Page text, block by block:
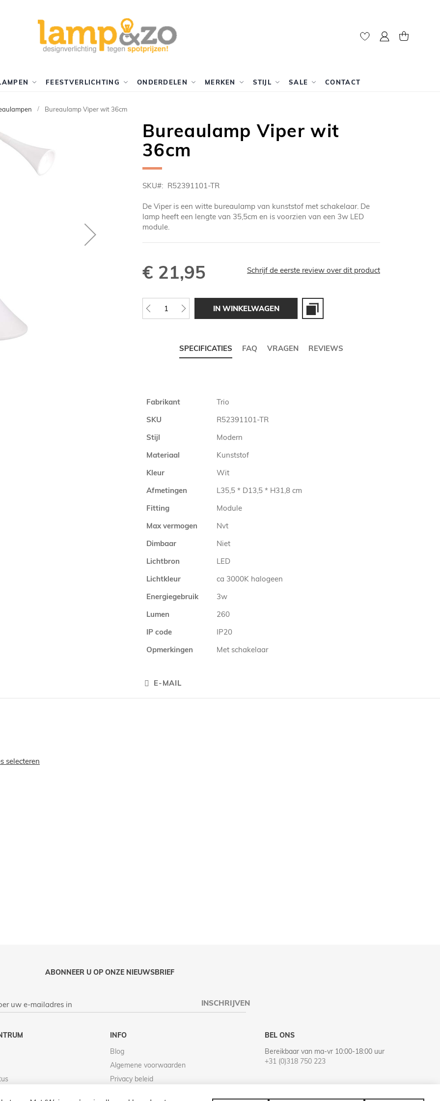
Mijn account
FEESTVERLICHTING ONDERDELEN MERKEN STIJL SALE CONTACT
Bureaulamp Viper wit 36cm
Bureaulamp Viper wit
36cm
SKU R52391101-TR
De Viper is een witte bureaulamp van kunststof met schakelaar. De
lamp heeft een lengte van 35,5cm en is voorzien van een 3w LED
module.
€ 21,95 Schrijf de eerste review over dit product
IN WINKELWAGEN
SPECIFICATIES FAQ VRAGEN REVIEWS
Meer
Fabrikant
Trio
SKU
R52391101-TR
Stijl
Modern
Materiaal
Kunststof
Kleur
Wit
Afmetingen
L35,5 * D13,5 * H31,8 cm
Fitting
Module
Max vermogen
Nvt
Dimbaar
Niet
Lichtbron
LED
Lichtkleur
ca 3000K halogeen
Energiegebruik
3w
Lumen
260
IP code
IP20
Opmerkingen
Met schakelaar
E-MAIL
selecteren
ABONNEER U OP ONZE NIEUWSBRIEF
INSCHRIJVEN
INFO
Blog
Algemene voorwaarden
Privacy beleid
BEL ONS
Bereikbaar van ma-vr 10:00-18:00 uur
+31 (0)318 750 223